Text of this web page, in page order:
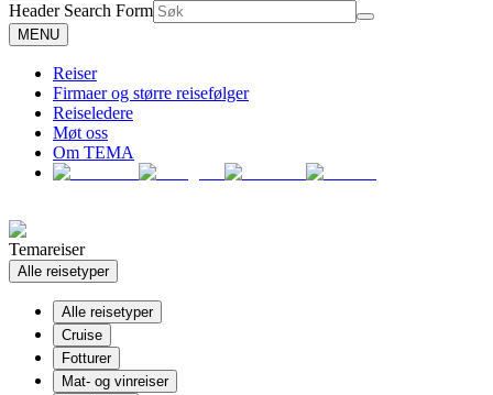
Header Search Form
MENU
Reiser
Firmaer og større reisefølger
Reiseledere
Møt oss
Om TEMA
Temareiser
Alle reisetyper
Alle reisetyper
Cruise
Fotturer
Mat- og vinreiser